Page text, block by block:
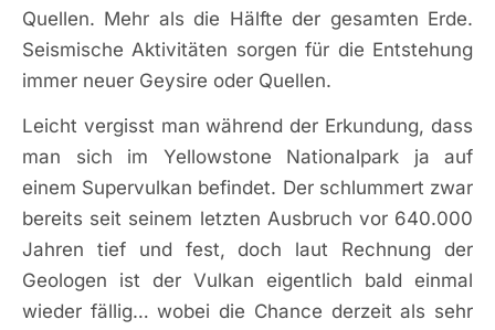
Quellen. Mehr als die Hälfte der gesamten Erde.
Seismische Aktivitäten sorgen für die Entstehung
immer neuer Geysire oder Quellen.
Leicht vergisst man während der Erkundung, dass
man sich im Yellowstone Nationalpark ja auf
einem Supervulkan befindet. Der schlummert zwar
bereits seit seinem letzten Ausbruch vor 640.000
Jahren tief und fest, doch laut Rechnung der
Geologen ist der Vulkan eigentlich bald einmal
wieder fällig… wobei die Chance derzeit als sehr